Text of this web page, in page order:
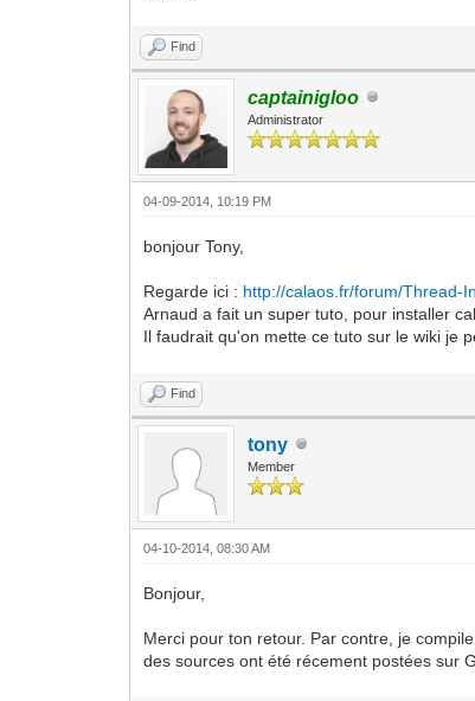
Find
captainigloo
Administrator
04-09-2014, 10:19 PM
bonjour Tony,
Regarde ici : http://calaos.fr/forum/Thread-
Arnaud a fait un super tuto, pour installer
Il faudrait qu'on mette ce tuto sur le wiki je
Find
tony
Member
04-10-2014, 08:30 AM
Bonjour,
Merci pour ton retour. Par contre, je
des sources ont été récement postées sur